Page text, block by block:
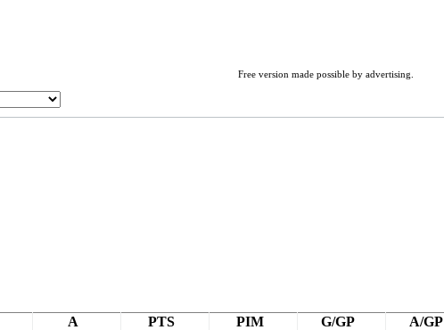
Free version made possible by advertising.
A PTS PIM G/GP A/GP